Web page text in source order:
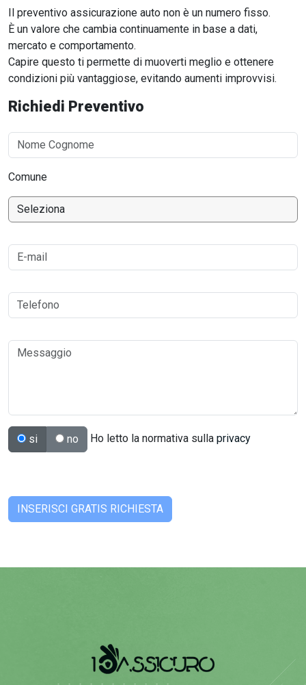
Il preventivo assicurazione auto non è un numero fisso.
È un valore che cambia continuamente in base a dati,
mercato e comportamento.
Capire questo ti permette di muoverti meglio e ottenere
condizioni più vantaggiose, evitando aumenti improvvisi.
Richiedi Preventivo
Comune
si no Ho letto la normativa sulla privacy